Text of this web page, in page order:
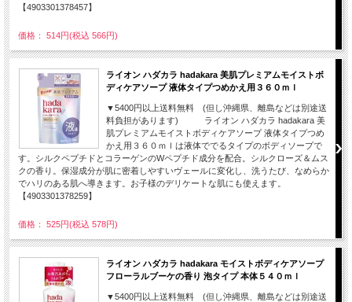
【4903301378457】
価格： 514円(税込 566円)
ライオン ハダカラ hadakara 美肌プレミアムモイストボ
ディケアソープ 液体タイプつめかえ用３６０ｍｌ
▼5400円以上送料無料 (但し沖縄県、離島などは別途送
料負担があります) ライオン ハダカラ hadakara 美
肌プレミアムモイストボディケアソープ 液体タイプつめ
かえ用３６０ｍｌは液体ででるタイプのボディソープで
す。シルクペプチドとコラーゲンのWペプチド成分を配合。シルクローズ＆ムス
クの香り。保湿成分が肌に密着しやすいヴェールに変化し、洗うたび、なめらか
でハリのある肌へ導きます。お子様のデリケートな肌にも使えます。
【4903301378259】
価格： 525円(税込 578円)
ライオン ハダカラ hadakara モイストボディケアソープ
フローラルブーケの香り 泡タイプ 本体５４０ｍｌ
▼5400円以上送料無料 (但し沖縄県、離島などは別途送